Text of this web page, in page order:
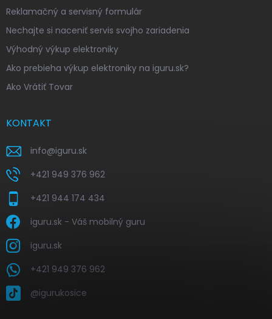
Reklamačný a servisný formulár
Nechajte si naceniť servis svojho zariadenia
Výhodný výkup elektroniky
Ako prebieha výkup elektroniky na iguru.sk?
Ako Vrátiť Tovar
KONTAKT
info@iguru.sk
+421 949 376 962
+421 944 174 434
iguru.sk - Váš mobilný guru
iguru.sk
+421 949 376 962
@igurukosice